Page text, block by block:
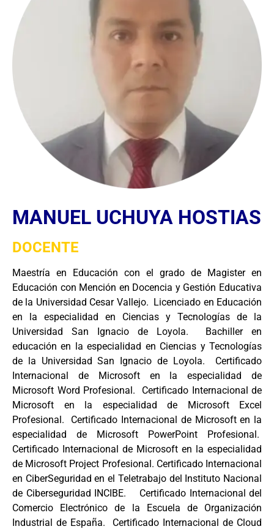
MANUEL UCHUYA HOSTIAS
DOCENTE
Maestría en Educación con el grado de Magister en
Educación con Mención en Docencia y Gestión Educativa
de la Universidad Cesar Vallejo. Licenciado en Educación
en la especialidad en Ciencias y Tecnologías de la
Universidad San Ignacio de Loyola. Bachiller en
educación en la especialidad en Ciencias y Tecnologías
de la Universidad San Ignacio de Loyola. Certificado
Internacional de Microsoft en la especialidad de
Microsoft Word Profesional. Certificado Internacional de
Microsoft en la especialidad de Microsoft Excel
Profesional. Certificado Internacional de Microsoft en la
especialidad de Microsoft PowerPoint Profesional.
Certificado Internacional de Microsoft en la especialidad
de Microsoft Project Profesional. Certificado Internacional
en CiberSeguridad en el Teletrabajo del Instituto Nacional
de Ciberseguridad INCIBE. Certificado Internacional del
Comercio Electrónico de la Escuela de Organización
Industrial de España. Certificado Internacional de Cloud